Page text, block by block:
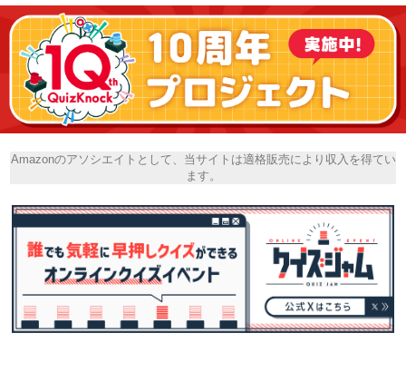
Amazonのアソシエイトとして、当サイトは適格販売により収入を得てい
ます。